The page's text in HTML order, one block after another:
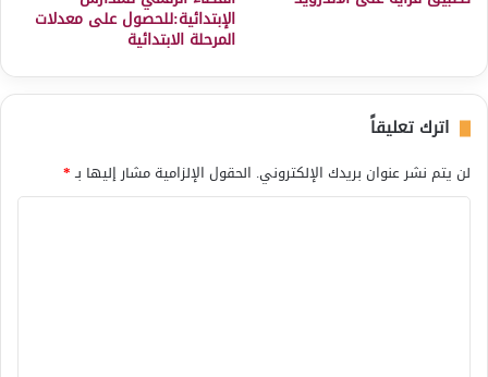
الإبتدائية:للحصول على معدلات
المرحلة الابتدائية
اترك تعليقاً
لن يتم نشر عنوان بريدك الإلكتروني. الحقول الإلزامية مشار إليها بـ*